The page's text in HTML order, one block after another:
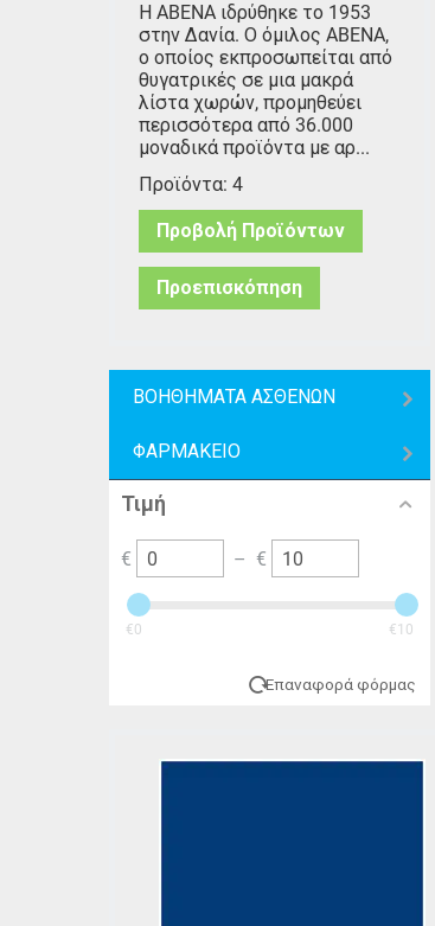
Η ABENA ιδρύθηκε το 1953
στην Δανία. Ο όμιλος ABENA,
ο οποίος εκπροσωπείται από
θυγατρικές σε μια μακρά
λίστα χωρών, προμηθεύει
περισσότερα από 36.000
μοναδικά προϊόντα με αρ...
Προϊόντα: 4
Προβολή Προϊόντων
Προεπισκόπηση
ΒΟΗΘΗΜΑΤΑ ΑΣΘΕΝΩΝ
ΦΑΡΜΑΚΕΙΟ
Τιμή
€ – €
‎€0 ‎€10
Επαναφορά φόρμας